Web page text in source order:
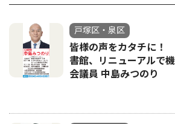
戸塚区・泉区
皆様の声をカタチに
書館、リニューアルで
会議員 中島みつのり